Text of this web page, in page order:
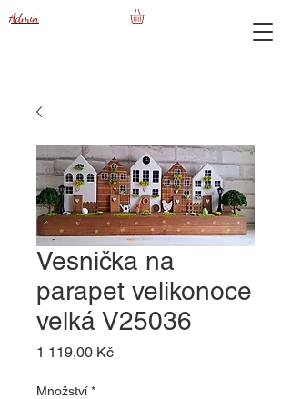
Admin
Vesnička na
parapet velikonoce
velká V25036
1 119,00 KčCena
Množství *